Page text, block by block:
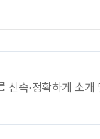
속·정확하게 소